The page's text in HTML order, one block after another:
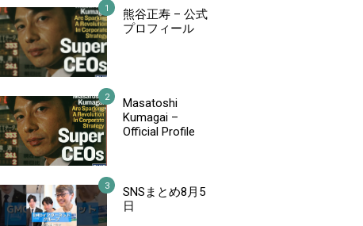
熊谷正寿 – 公式
プロフィール
Masatoshi
Kumagai –
Official Profile
SNSまとめ8月5
日